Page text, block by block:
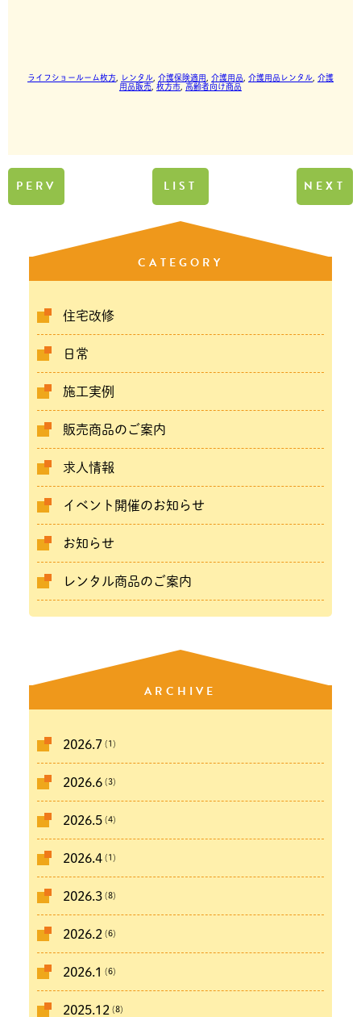
CATEGORY
住宅改修
日常
施工実例
販売商品のご案内
求人情報
イベント開催のお知らせ
お知らせ
レンタル商品のご案内
ARCHIVE
2026.7 (1)
2026.6(3)
2026.5(4)
2026.4(1)
2026.3(8)
2026.2 (6)
2026.1 (6)
2025.12 (8)
ライフショールーム枚方, レンタル, 介護保険適用, 介護用品, 介護用品レンタル, 介護
用品販売, 枚方市, 高齢者向け商品
PERV LIST NEXT